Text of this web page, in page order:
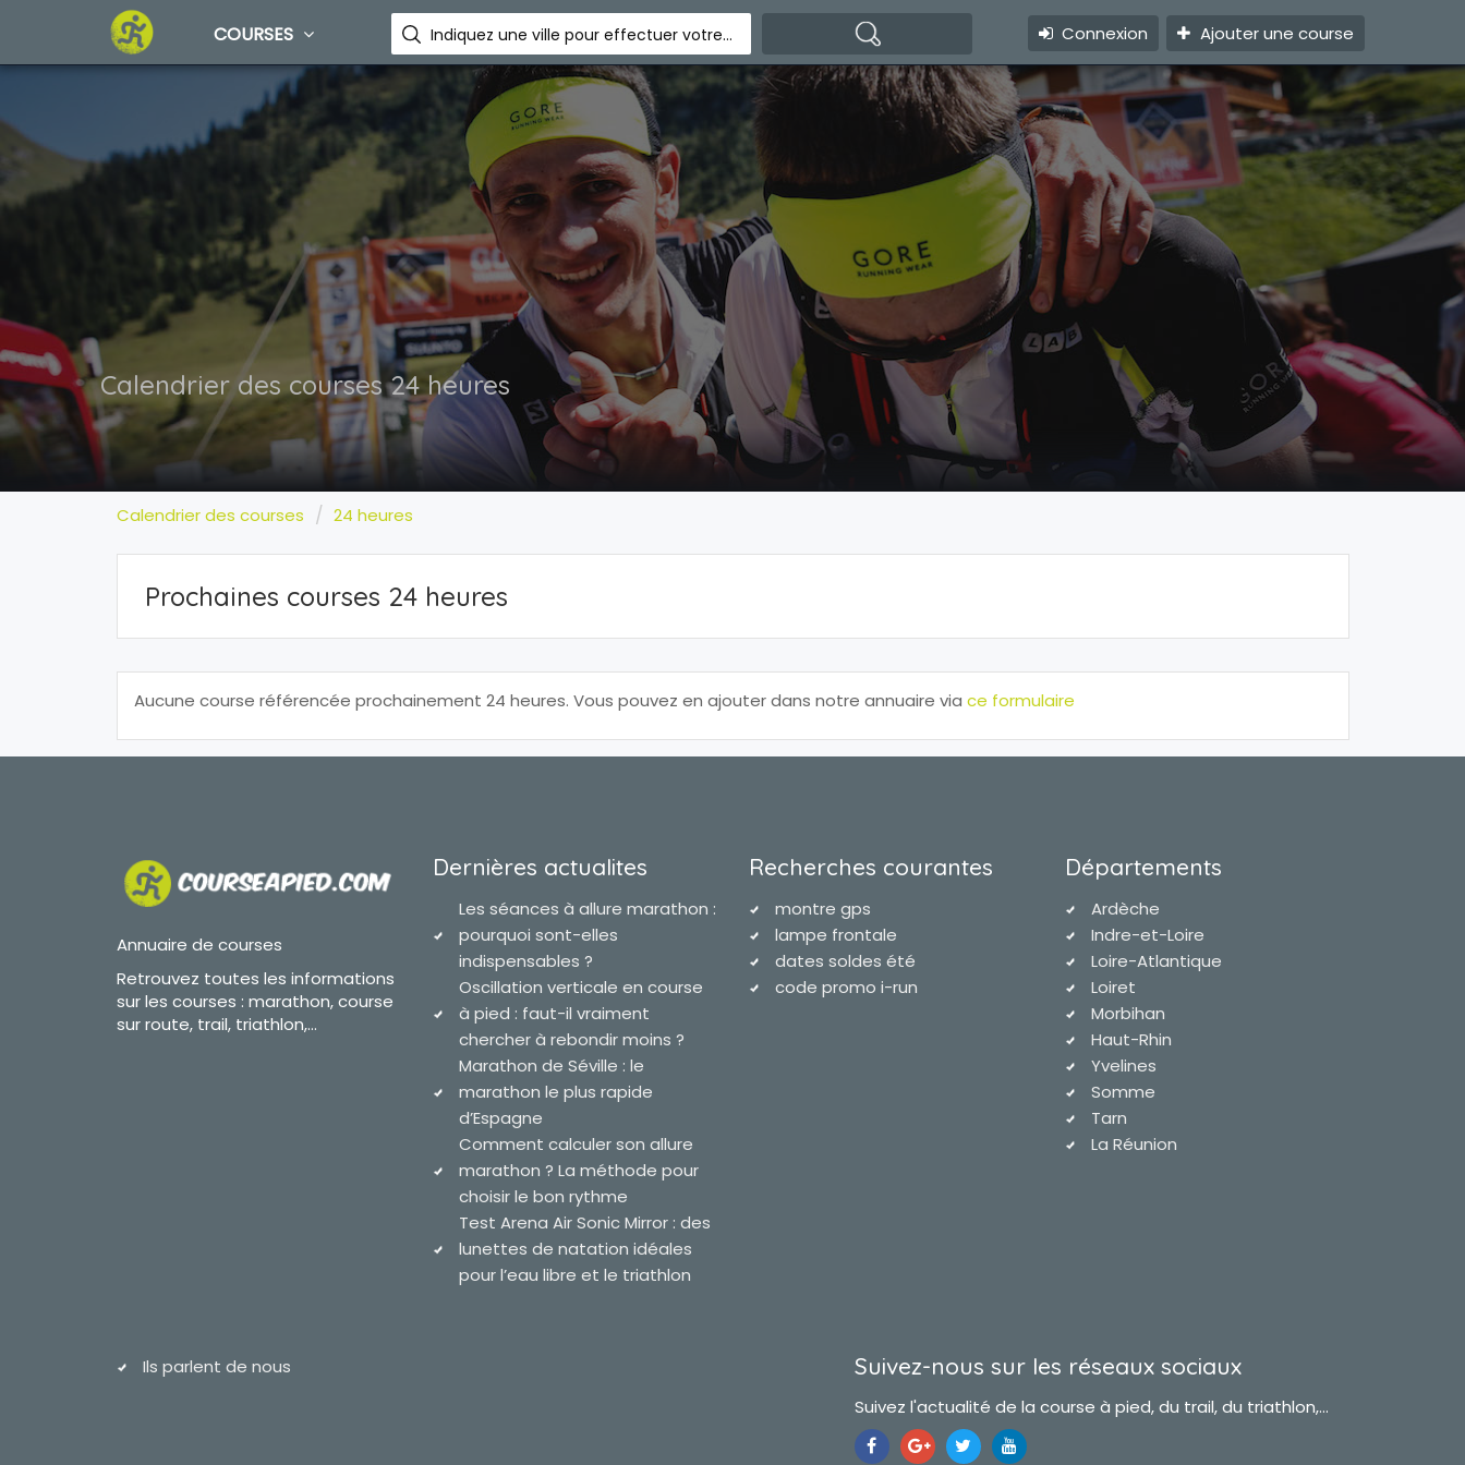
COURSES Indiquez une ville pour effectuer votre recherche Connexion Ajouter une course
Calendrier des courses 24 heures
Calendrier des courses 24 heures
Prochaines courses 24 heures
Aucune course référencée prochainement 24 heures. Vous pouvez en ajouter dans notre annuaire via ce formulaire
Annuaire de courses
Retrouvez toutes les informations
sur les courses : marathon, course
sur route, trail, triathlon,...
Dernières actualites
Les séances à allure marathon :
pourquoi sont-elles
indispensables ?
Oscillation verticale en course
à pied : faut-il vraiment
chercher à rebondir moins ?
Marathon de Séville : le
marathon le plus rapide
d’Espagne
Comment calculer son allure
marathon ? La méthode pour
choisir le bon rythme
Test Arena Air Sonic Mirror : des
lunettes de natation idéales
pour l’eau libre et le triathlon
Recherches courantes
montre gps
lampe frontale
dates soldes été
code promo i-run
Départements
Ardèche
Indre-et-Loire
Loire-Atlantique
Loiret
Morbihan
Haut-Rhin
Yvelines
Somme
Tarn
La Réunion
Ils parlent de nous Suivez-nous sur les réseaux sociaux
Suivez l'actualité de la course à pied, du trail, du triathlon,...